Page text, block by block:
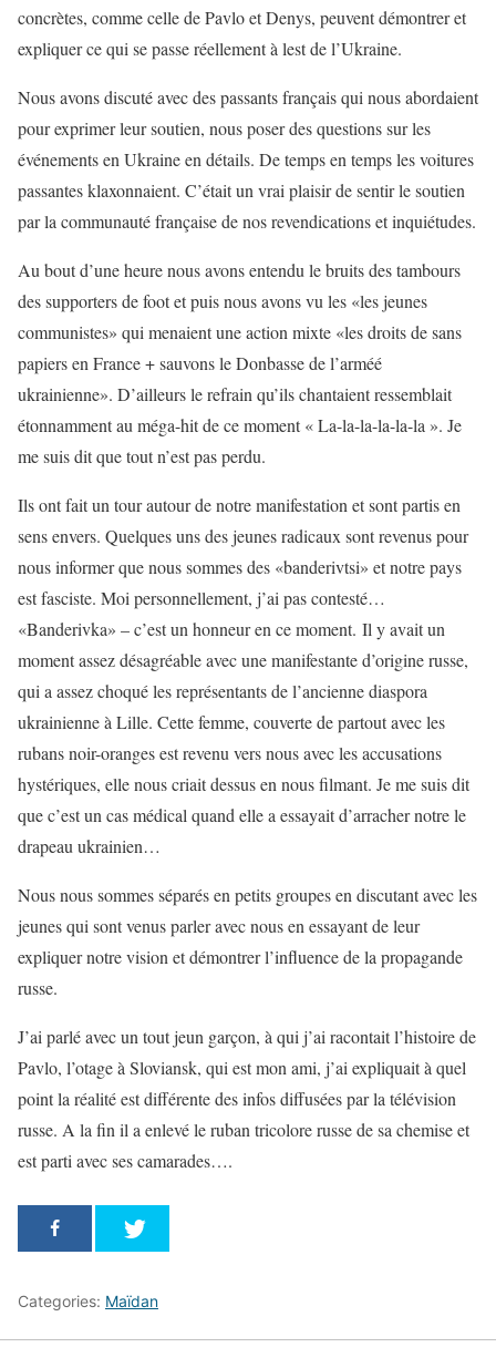
concrètes, comme celle de Pavlo et Denys, peuvent démontrer et
expliquer ce qui se passe réellement à lest de l’Ukraine.
Nous avons discuté avec des passants français qui nous abordaient
pour exprimer leur soutien, nous poser des questions sur les
événements en Ukraine en détails. De temps en temps les voitures
passantes klaxonnaient. C’était un vrai plaisir de sentir le soutien
par la communauté française de nos revendications et inquiétudes.
Au bout d’une heure nous avons entendu le bruits des tambours
des supporters de foot et puis nous avons vu les «les jeunes
communistes» qui menaient une action mixte «les droits de sans
papiers en France + sauvons le Donbasse de l’arméé
ukrainienne». D’ailleurs le refrain qu’ils chantaient ressemblait
étonnamment au méga-hit de ce moment « La-la-la-la-la-la ». Je
me suis dit que tout n’est pas perdu.
Ils ont fait un tour autour de notre manifestation et sont partis en
sens envers. Quelques uns des jeunes radicaux sont revenus pour
nous informer que nous sommes des «banderivtsi» et notre pays
est fasciste. Moi personnellement, j’ai pas contesté…
«Banderivka» – c’est un honneur en ce moment. Il y avait un
moment assez désagréable avec une manifestante d’origine russe,
qui a assez choqué les représentants de l’ancienne diaspora
ukrainienne à Lille. Cette femme, couverte de partout avec les
rubans noir-oranges est revenu vers nous avec les accusations
hystériques, elle nous criait dessus en nous filmant. Je me suis dit
que c’est un cas médical quand elle a essayait d’arracher notre le
drapeau ukrainien…
Nous nous sommes séparés en petits groupes en discutant avec les
jeunes qui sont venus parler avec nous en essayant de leur
expliquer notre vision et démontrer l’influence de la propagande
russe.
J’ai parlé avec un tout jeun garçon, à qui j’ai racontait l’histoire de
Pavlo, l’otage à Sloviansk, qui est mon ami, j’ai expliquait à quel
point la réalité est différente des infos diffusées par la télévision
russe. A la fin il a enlevé le ruban tricolore russe de sa chemise et
est parti avec ses camarades….
Categories: Maїdan